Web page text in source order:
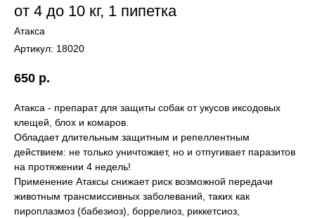
от 4 до 10 кг, 1 пипетка
Атакса
Артикул: 18020
650 р.
Атакса - препарат для защиты собак от укусов иксодовых
клещей, блох и комаров.
Обладает длительным защитным и репеллентным
действием: не только уничтожает, но и отпугивает паразитов
на протяжении 4 недель!
Применение Атаксы снижает риск возможной передачи
животным трансмиссивных заболеваний, таких как
пироплазмоз (бабезиоз), боррелиоз, риккетсиоз,